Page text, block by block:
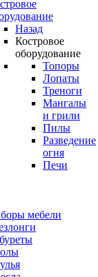
Назад
Костровое
оборудование
Топоры
Лопаты
Треноги
Мангалы
и грили
Пилы
Разведение
огня
Печи
мебели